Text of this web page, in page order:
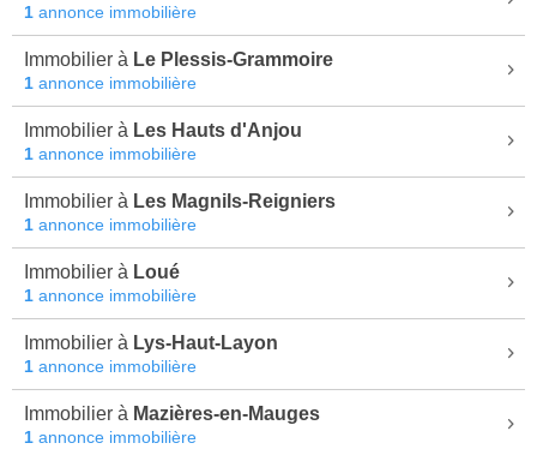
1 annonce immobilière
Immobilier à Le Plessis-Grammoire
1 annonce immobilière
Immobilier à Les Hauts d'Anjou
1 annonce immobilière
Immobilier à Les Magnils-Reigniers
1 annonce immobilière
Immobilier à Loué
1 annonce immobilière
Immobilier à Lys-Haut-Layon
1 annonce immobilière
Immobilier à Mazières-en-Mauges
1 annonce immobilière